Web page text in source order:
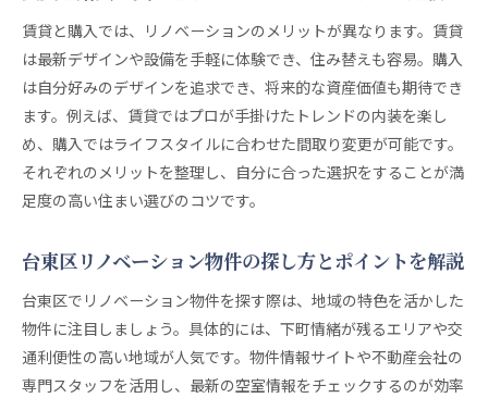
賃貸と購入では、リノベーションのメリットが異なります。賃貸
は最新デザインや設備を手軽に体験でき、住み替えも容易。購入
は自分好みのデザインを追求でき、将来的な資産価値も期待でき
ます。例えば、賃貸ではプロが手掛けたトレンドの内装を楽し
め、購入ではライフスタイルに合わせた間取り変更が可能です。
それぞれのメリットを整理し、自分に合った選択をすることが満
足度の高い住まい選びのコツです。
台東区リノベーション物件の探し方とポイントを解説
台東区でリノベーション物件を探す際は、地域の特色を活かした
物件に注目しましょう。具体的には、下町情緒が残るエリアや交
通利便性の高い地域が人気です。物件情報サイトや不動産会社の
専門スタッフを活用し、最新の空室情報をチェックするのが効率